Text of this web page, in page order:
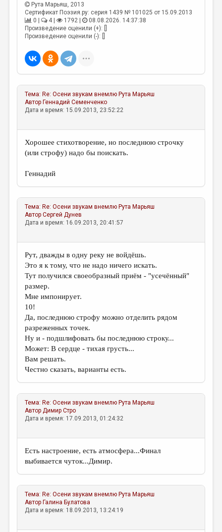
КУЛЬТУРОВЕДЕНИЕ
ПУБЛИЦИСТИКА
ЦИКЛЫ ПУБЛИКАЦИЙ
ТРЕДИАКОВСКИЙ
МЕДИА
Рута Марьяш, 2013
Сертификат Поэзия.ру: серия 1439 № 101025 от 15.09.2013
0 |
4 | 1792 |
08.08.2026. 14:37:38
Произведение оценили (+): []
Произведение оценили (-): []
Тема: Re: Осени звукам внемлю Рута Марьяш
Автор Геннадий Семенченко
Дата и время: 15.09.2013, 23:52:22
Хорошее стихотворение, но последнюю строчку
(или строфу) надо бы поискать.
Геннадий
Тема: Re: Осени звукам внемлю Рута Марьяш
АвторСергей Дунев
Дата и время: 16.09.2013, 20:41:57
Рут, дважды в одну реку не войдёшь.
Это я к тому, что не надо ничего искать.
Тут получился своеобразный приём - "усечённый"
размер.
Мне импонирует.
10!
Да, последнюю строфу можно отделить рядом
разреженных точек.
Ну и - подшлифовать бы последнюю строку...
Может: В сердце - тихая грусть...
Вам решать.
Честно сказать, варианты есть.
Тема: Re: Осени звукам внемлю Рута Марьяш
АвторДимир Стро
Дата и время: 17.09.2013, 01:24:32
Есть настроение, есть атмосфера...Финал
выбивается чуток...Димир.
Тема: Re: Осени звукам внемлю Рута Марьяш
Автор Галина Булатова
Дата и время: 18.09.2013, 13:24:19